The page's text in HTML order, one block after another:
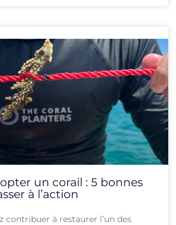
un corail : 5 bonnes
à l’action
contribuer à restaurer l’un des